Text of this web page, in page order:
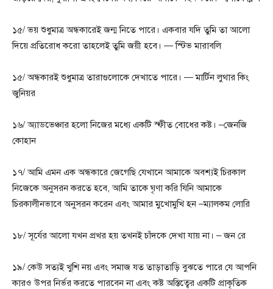
১৫/ ভয় শুধুমাত্র অন্ধকারেই জন্ম নিতে পারে। একবার যদি তুমি তা আলো
দিয়ে প্রতিরোধ করো তাহলেই তুমি জয়ী হবে। — স্টিভ মারাবলি
১৫/ অন্ধকারই শুধুমাত্র তারাগুলোকে দেখাতে পারে। — মার্টিন লুথার কিং
জুনিয়র
১৬/ অ্যাডভেঞ্চার হলো নিজের মধ্যে একটি স্ফীত বোধের কষ্ট। –জেনজি
কোহান
১৭/ আমি এমন এক অন্ধকারে জেগেছি যেখানে আমাকে অবশ্যই চিরকাল
নিজেকে অনুসরন করতে হবে, আমি তাকে ঘৃণা করি যিনি আমাকে
চিরকালীনভাবে অনুসরন করেন এবং আমার মুখোমুখি হন –ম্যালকম লোরি
১৮/ সূর্যের আলো যখন প্রখর হয় তখনই চাঁদকে দেখা যায় না। – জন রে
১৯/ কেউ সত্যই খুশি নয় এবং সমাজ যত তাড়াতাড়ি বুঝতে পারে যে আপনি
কারও উপর নির্ভর করতে পারবেন না এবং কষ্ট অস্তিত্বের একটি প্রাকৃতিক